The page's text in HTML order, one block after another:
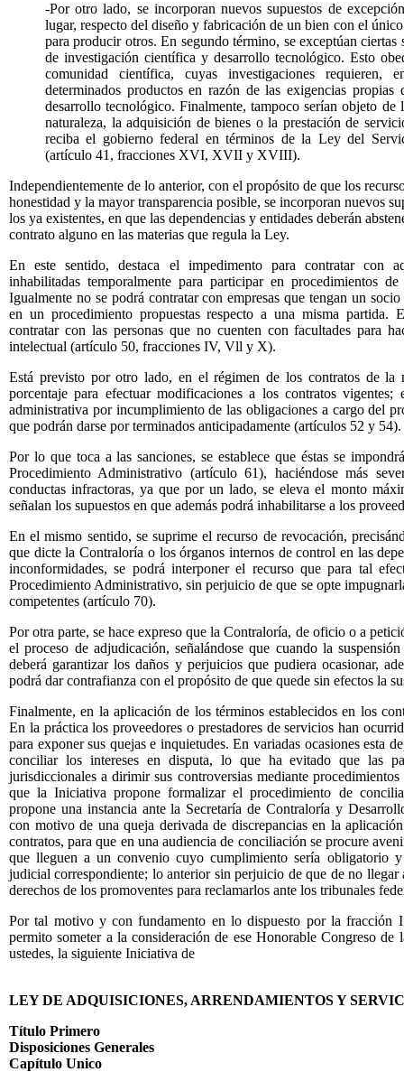
-Por otro lado, se incorporan nuevos supuestos de
lugar, respecto del diseño y fabricación de un bien con el
para producir otros. En segundo término, se exceptúan ciertas
de investigación científica y desarrollo tecnológico. Esto
comunidad científica, cuyas investigaciones
determinados productos en razón de las exigencias
desarrollo tecnológico. Finalmente, tampoco serían objeto de
naturaleza, la adquisición de bienes o la prestación de
reciba el gobierno federal en términos de la Ley del
(artículo 41, fracciones XVI, XVII y XVIII).
Independientemente de lo anterior, con el propósito de que los
honestidad y la mayor transparencia posible, se incorporan nuevos
los ya existentes, en que las dependencias y entidades deberán
contrato alguno en las materias que regula la Ley.
En este sentido, destaca el impedimento para contratar con
inhabilitadas temporalmente para participar en procedimientos
Igualmente no se podrá contratar con empresas que tengan un
en un procedimiento propuestas respecto a una misma partida.
contratar con las personas que no cuenten con facultades para
intelectual (artículo 50, fracciones IV, Vll y X).
Está previsto por otro lado, en el régimen de los contratos de la
porcentaje para efectuar modificaciones a los contratos vigentes;
administrativa por incumplimiento de las obligaciones a cargo del
que podrán darse por terminados anticipadamente (artículos 52 y 54).
Por lo que toca a las sanciones, se establece que éstas se
Procedimiento Administrativo (artículo 61), haciéndose más
conductas infractoras, ya que por un lado, se eleva el monto
señalan los supuestos en que además podrá inhabilitarse a los
En el mismo sentido, se suprime el recurso de revocación,
que dicte la Contraloría o los órganos internos de control en las
inconformidades, se podrá interponer el recurso que para tal
Procedimiento Administrativo, sin perjuicio de que se opte
competentes (artículo 70).
Por otra parte, se hace expreso que la Contraloría, de oficio o a
el proceso de adjudicación, señalándose que cuando la
deberá garantizar los daños y perjuicios que pudiera ocasionar,
podrá dar contrafianza con el propósito de que quede sin efectos la
Finalmente, en la aplicación de los términos establecidos en los
En la práctica los proveedores o prestadores de servicios han
para exponer sus quejas e inquietudes. En variadas ocasiones esta
conciliar los intereses en disputa, lo que ha evitado que las
jurisdiccionales a dirimir sus controversias mediante
que la Iniciativa propone formalizar el procedimiento de
propone una instancia ante la Secretaría de Contraloría y
con motivo de una queja derivada de discrepancias en la
contratos, para que en una audiencia de conciliación se procure
que lleguen a un convenio cuyo cumplimiento sería obligatorio
judicial correspondiente; lo anterior sin perjuicio de que de no llegar
derechos de los promoventes para reclamarlos ante los tribunales
Por tal motivo y con fundamento en lo dispuesto por la fracción
permito someter a la consideración de ese Honorable Congreso
ustedes, la siguiente Iniciativa de
LEY DE ADQUISICIONES, ARRENDAMIENTOS Y
Título Primero
Disposiciones Generales
Capítulo Unico